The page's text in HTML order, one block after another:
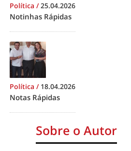
Política /25.04.2026
Notinhas Rápidas
Política / 18.04.2026
Notas Rápidas
Sobre o Autor